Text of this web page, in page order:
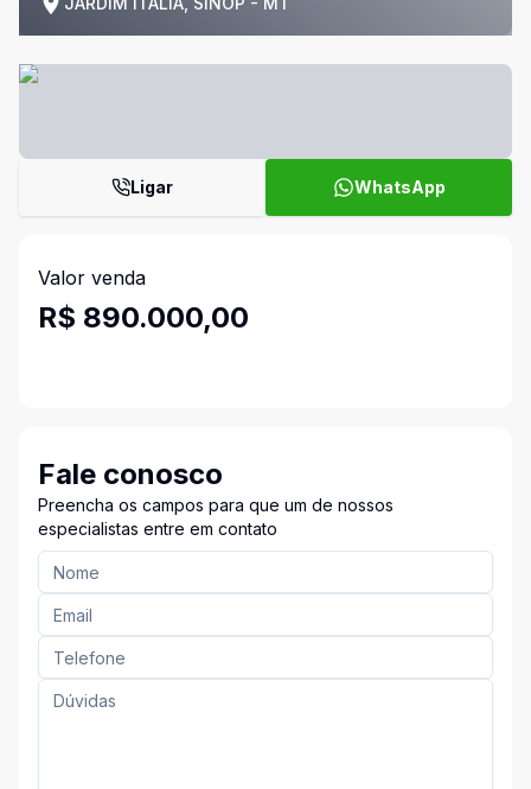
Ligar WhatsApp
Valor venda
R$ 890.000,00
Fale conosco
Preencha os campos para que um de nossos
especialistas entre em contato